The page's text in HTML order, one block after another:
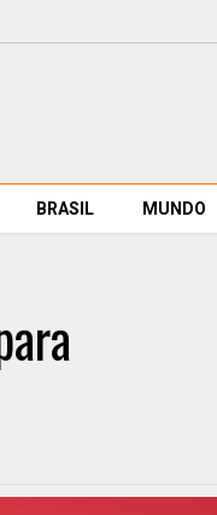
BRASIL MUNDO